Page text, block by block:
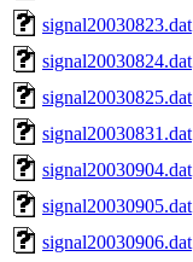
signal20030823.dat
signal20030824.dat
signal20030825.dat
signal20030831.dat
signal20030904.dat
signal20030905.dat
signal20030906.dat